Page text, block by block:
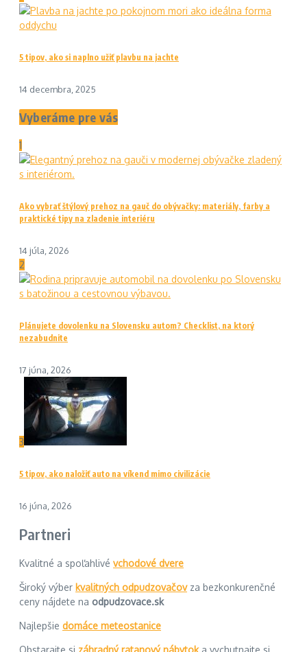
5 tipov, ako si naplno užiť plavbu na jachte
14 decembra, 2025
Vyberáme pre vás
1
Ako vybrať štýlový prehoz na gauč do obývačky: materiály, farby a
praktické tipy na zladenie interiéru
14 júla, 2026
2
Plánujete dovolenku na Slovensku autom? Checklist, na ktorý
nezabudnite
17 júna, 2026
3
5 tipov, ako naložiť auto na víkend mimo civilizácie
16 júna, 2026
Partneri
Kvalitné a spoľahlivé vchodové dvere
Široký výber kvalitných odpudzovačovza bezkonkurenčné
ceny nájdete na odpudzovace.sk
Najlepšie domáce meteostanice
Obstarajte si záhradný ratanový nábytoka vychutnajte si